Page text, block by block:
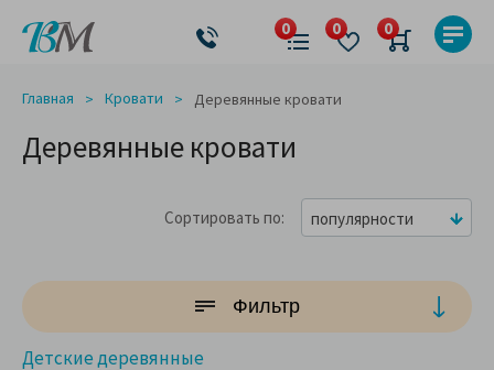
Главная Кровати Деревянные кровати
Деревянные кровати
Сортировать по популярности
Фильтр
Детские деревянные